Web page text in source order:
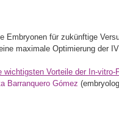
Embryonen für zukünftige
maximale Optimierung der
wichtigsten Vorteile der In-vitro-
Barranquero Gómez